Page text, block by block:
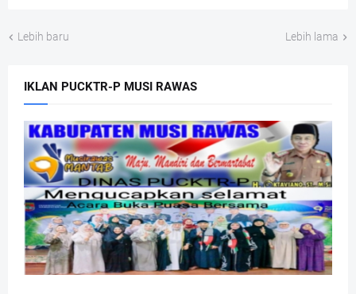
Lebih baru Lebih lama
IKLAN PUCKTR-P MUSI RAWAS